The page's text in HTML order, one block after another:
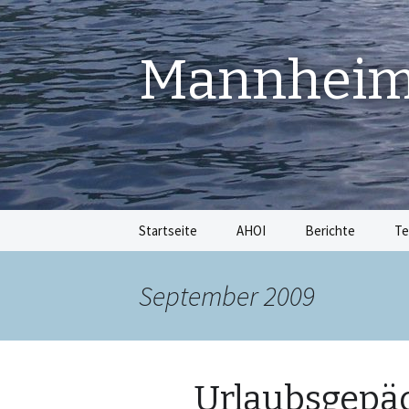
Startseite AHOI Berichte
September 2009